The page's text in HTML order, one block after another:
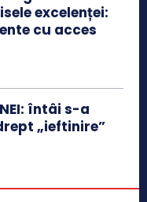
excelenței:
cu acces
întâi s-a
„ieftinire”